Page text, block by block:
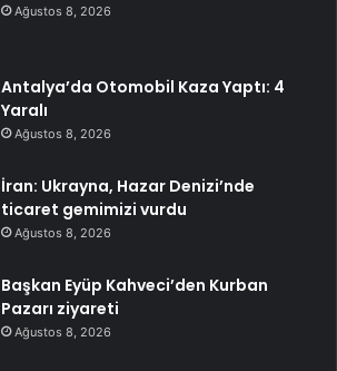
Ağustos 8, 2026
Antalya’da Otomobil Kaza Yaptı: 4
Yaralı
Ağustos 8, 2026
İran: Ukrayna, Hazar Denizi’nde
ticaret gemimizi vurdu
Ağustos 8, 2026
Başkan Eyüp Kahveci’den Kurban
Pazarı ziyareti
Ağustos 8, 2026